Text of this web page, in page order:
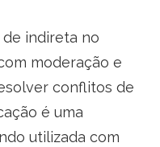
indireta no
moderação e
conflitos de
é uma
utilizada com